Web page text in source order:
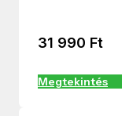
31 990 Ft
Megtekintés